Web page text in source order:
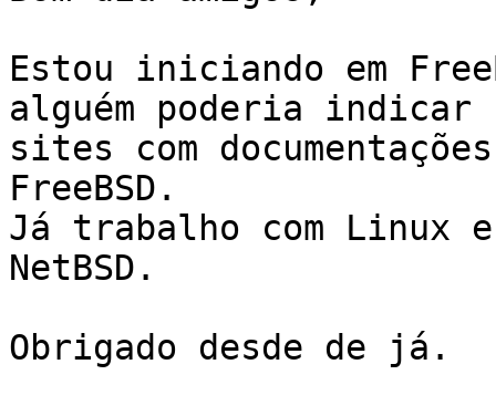
Estou iniciando em
alguém poderia indicar
sites com
FreeBSD.
Já trabalho com Linux
NetBSD.
Obrigado desde de já.